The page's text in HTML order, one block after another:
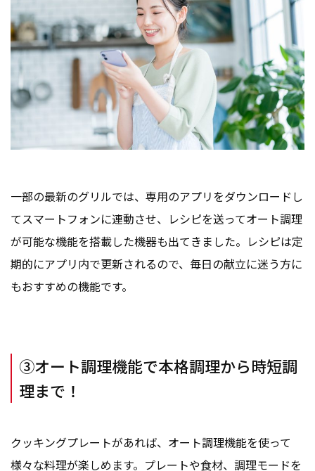
一部の最新のグリルでは、専用のアプリをダウンロードし
てスマートフォンに連動させ、レシピを送ってオート調理
が可能な機能を搭載した機器も出てきました。レシピは定
期的にアプリ内で更新されるので、毎日の献立に迷う方に
もおすすめの機能です。
③オート調理機能で本格調理から時短調
理まで！
クッキングプレートがあれば、オート調理機能を使って
様々な料理が楽しめます。プレートや食材、調理モードを